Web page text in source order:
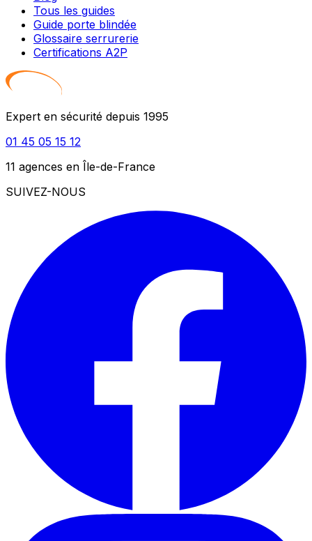
Tous les guides
Guide porte blindée
Glossaire serrurerie
Certifications A2P
Expert en sécurité depuis 1995
01 45 05 15 12
11 agences en Île-de-France
SUIVEZ-NOUS